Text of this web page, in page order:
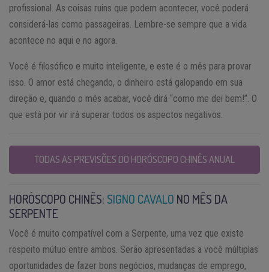
profissional. As coisas ruins que podem acontecer, você poderá
considerá-las como passageiras. Lembre-se sempre que a vida
acontece no aqui e no agora.
Você é filosófico e muito inteligente, e este é o mês para provar
isso. O amor está chegando, o dinheiro está galopando em sua
direção e, quando o mês acabar, você dirá “como me dei bem!”. O
que está por vir irá superar todos os aspectos negativos.
TODAS AS PREVISÕES DO HORÓSCOPO CHINÊS ANUAL
HORÓSCOPO CHINÊS:SIGNO CAVALO NO MÊS DA
SERPENTE
Você é muito compatível com a Serpente, uma vez que existe
respeito mútuo entre ambos. Serão apresentadas a você múltiplas
oportunidades de fazer bons negócios, mudanças de emprego,